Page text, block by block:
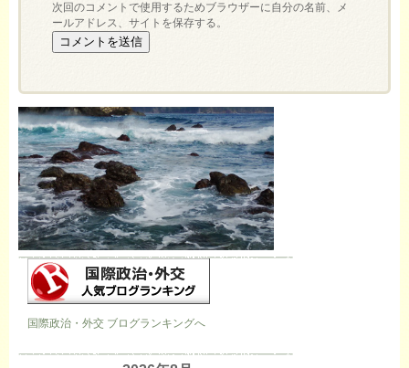
次回のコメントで使用するためブラウザーに自分の名前、メ
ールアドレス、サイトを保存する。
国際政治・外交 ブログランキングへ